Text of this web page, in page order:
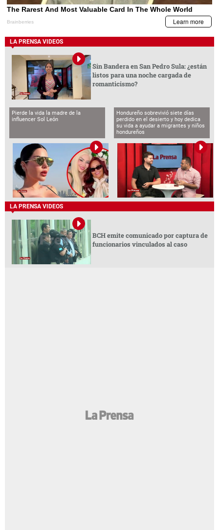
LA PRENSA VIDEOS
Sin Bandera en San Pedro Sula: ¿están
listos para una noche cargada de
romanticismo?
Pierde la vida la madre de la
influencer Sol León
Hondureño sobrevivió siete días
perdido en el desierto y hoy dedica
su vida a ayudar a migrantes y niños
hondureños
LA PRENSA VIDEOS
BCH emite comunicado por captura de
funcionarios vinculados al caso